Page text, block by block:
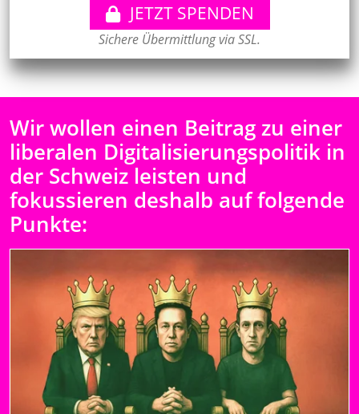
JETZT SPENDEN
Sichere Übermittlung via SSL.
Wir wollen einen Beitrag zu einer
liberalen Digitalisierungspolitik in
der Schweiz leisten und
fokussieren deshalb auf folgende
Punkte: